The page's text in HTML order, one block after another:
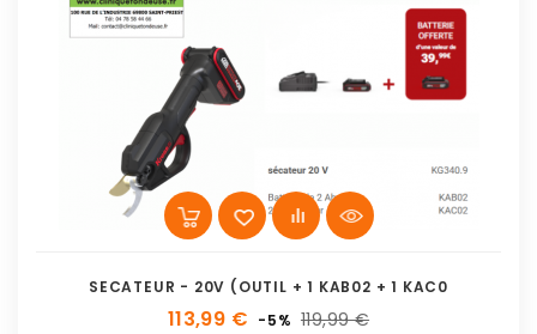
SECATEUR - 20V (OUTIL + 1 KAB02 + 1 KAC0
113,99 € -5% 119,99 €